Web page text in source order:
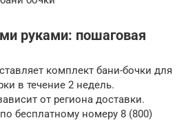
руками: пошаговая
комплект бани-бочки для
в течение 2 недель.
от региона доставки.
бесплатному номеру 8 (800)